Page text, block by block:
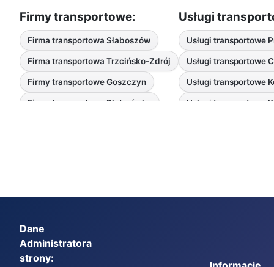
Firmy transportowe:
Firma transportowa Słaboszów
Firma transportowa Trzcińsko-Zdrój
Firmy transportowe Goszczyn
Firma transportowa Platerówka
Usługi
Usługi transportowe
Usługi transportowe
Usługi transportowe
Usługi transportowe
Dane
Administratora
strony: